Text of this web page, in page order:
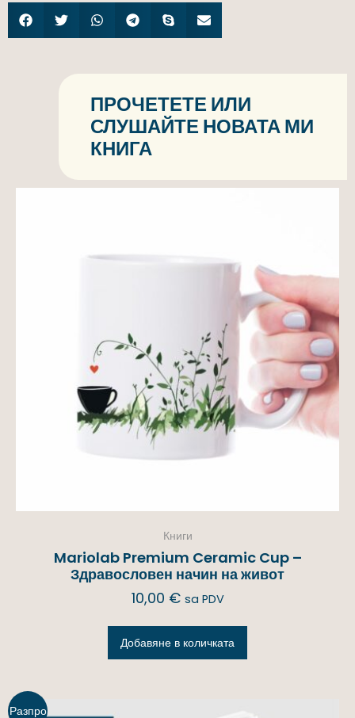
ПРОЧЕТЕТЕ ИЛИ
СЛУШАЙТЕ НОВАТА МИ
КНИГА
Книги
Mariolab Premium Ceramic Cup –
Здравословен начин на живот
10,00 € sa PDV
Добавяне в количката
Разпро